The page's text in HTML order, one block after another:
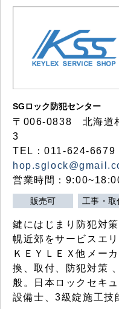
SGロック防犯センター
〒006-0838 北海道
3
TEL：011-624-
営業時間：
販売可 工事・取
鍵にはじまり防犯対
幌近郊をサービスエ
ＫＥＹＬＥＸ他メー
換、取付、防犯対策
般。日本ロックセキ
設備士、3級錠施工技